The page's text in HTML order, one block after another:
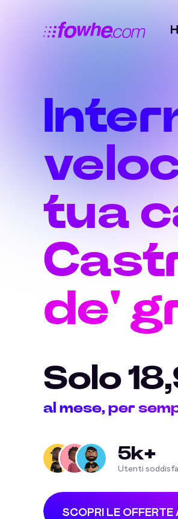
tua
de'
Solo
al mese, per
5k+
Utenti
SCOPRI LE